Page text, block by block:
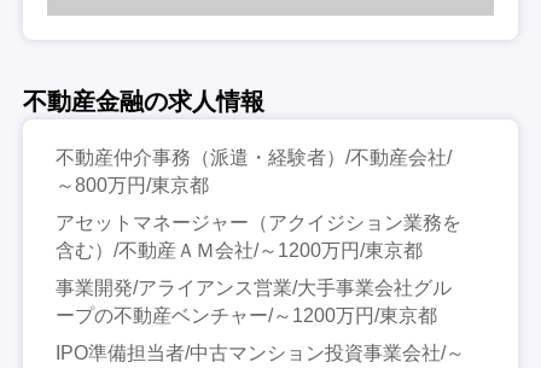
不動産金融の求人情報
不動産仲介事務（派遣・経験者）/不動産会社/
～800万円/東京都
アセットマネージャー（アクイジション業務を
含む）/不動産ＡＭ会社/～1200万円/東京都
事業開発/アライアンス営業/大手事業会社グル
ープの不動産ベンチャー/～1200万円/東京都
IPO準備担当者/中古マンション投資事業会社/～